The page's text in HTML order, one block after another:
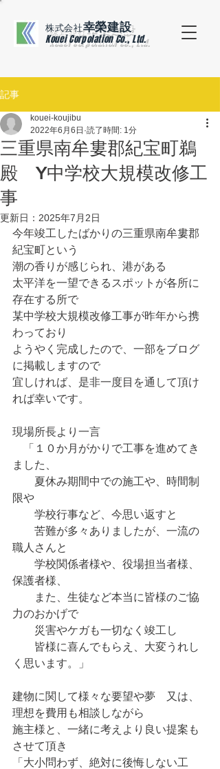
株式会社幸榮建設
Kouei Corpolation Co., Ltd.
記事
三重県南牟婁郡紀宝町鵜
殿 Y中学校大規模改修工
事
kouei-koujibu
2022年6月6日 読了時間: 1分
更新日： 2025年7月2日
今年竣工したばかりの三重県南牟婁郡
紀宝町という
潮の香りが感じられ、港がある
太平洋を一望できるスポットが各所に
存在する所で
某中学校大規模改修工事が昨年から携
わっており
ようやく完成したので、一部をブログ
に掲載しますので
宜しければ、是非一度目を通して頂け
れば幸いです。
現場所長より一言
「１０か月がかりで工事を進めてき
ました、
夏休み期間中での施工や、時間制
限や
学校行事など、今思い返すと
苦難が多々ありましたが、一流の
職人さんと
学校関係者様や、役場担当者様、
保護者様、
また、生徒など本当に皆様のご協
力のおかげで
災害やケガも一切なく竣工し
皆様に喜んでもらえ、大変うれし
く思います。」
建物に関して様々な要望や夢　又は、
理想を費用も相談しながら
施主様と、一緒に考えより良い提案も
させて頂き
「大小問わず、絶対に後悔しない工